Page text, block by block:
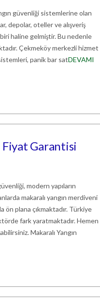
güvenliği sistemlerine olan
depolar, oteller ve alışveriş
haline gelmiştir. Bu nedenle
Çekmeköy merkezli hizmet
panik bar satDEVAMI
Fiyat Garantisi
modern yapıların
makaralı yangın merdiveni
ön plana çıkmaktadır. Türkiye
fark yaratmaktadır. Hemen
Makaralı Yangın